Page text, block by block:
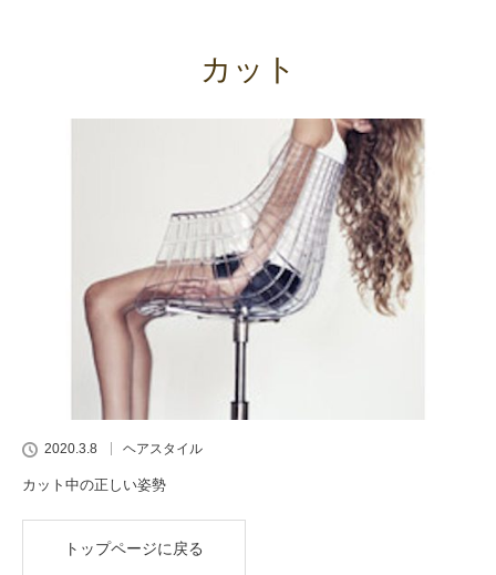
カット
2020.3.8 ヘアスタイル
カット中の正しい姿勢
トップページに戻る